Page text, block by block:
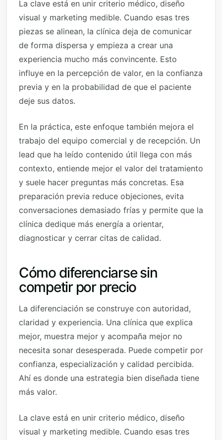
La clave está en unir criterio médico, diseño
visual y marketing medible. Cuando esas tres
piezas se alinean, la clínica deja de comunicar
de forma dispersa y empieza a crear una
experiencia mucho más convincente. Esto
influye en la percepción de valor, en la confianza
previa y en la probabilidad de que el paciente
deje sus datos.
En la práctica, este enfoque también mejora el
trabajo del equipo comercial y de recepción. Un
lead que ha leído contenido útil llega con más
contexto, entiende mejor el valor del tratamiento
y suele hacer preguntas más concretas. Esa
preparación previa reduce objeciones, evita
conversaciones demasiado frías y permite que la
clínica dedique más energía a orientar,
diagnosticar y cerrar citas de calidad.
Cómo diferenciarse sin
competir por precio
La diferenciación se construye con autoridad,
claridad y experiencia. Una clínica que explica
mejor, muestra mejor y acompaña mejor no
necesita sonar desesperada. Puede competir por
confianza, especialización y calidad percibida.
Ahí es donde una estrategia bien diseñada tiene
más valor.
La clave está en unir criterio médico, diseño
visual y marketing medible. Cuando esas tres